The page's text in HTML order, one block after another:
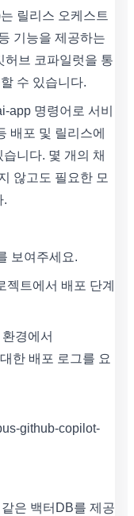
릴리스 오케스트
기능을 제공하는
허브 코파일럿을 통
수 있습니다.
app 명령어로 서비
배포 및 릴리스에
니다. 몇 개의 채
않고도 필요한 모
.
보여주세요.
젝트에서 배포 단계
경에서
한 배포 로그를 요
github-copilot-
은 백터DB를 제공